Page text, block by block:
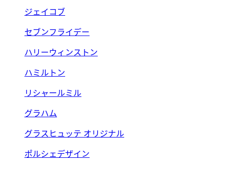
ジェイコブ
セブンフライデー
ハリーウィンストン
ハミルトン
リシャールミル
グラハム
グラスヒュッテ オリジナル
ポルシェデザイン